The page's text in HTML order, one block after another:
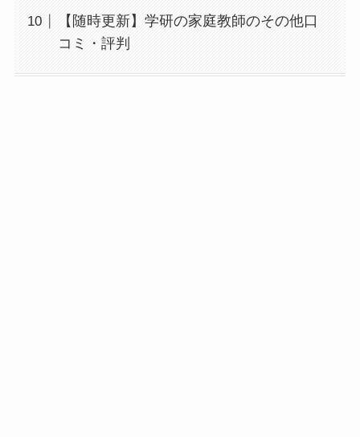
【随時更新】学研の家庭教師のその他口
コミ・評判